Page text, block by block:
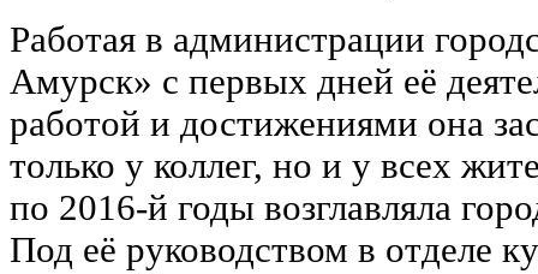
Работая в администрации
Амурск» с первых дней её
работой и достижениями она
только у коллег, но и у всех
по 2016-й годы возглавляла
Под её руководством в отделе